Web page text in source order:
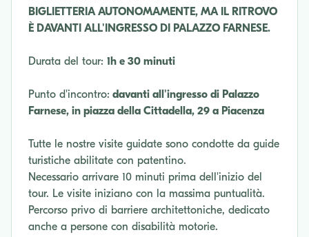
BIGLIETTERIA AUTONOMAMENTE, MA IL RITROVO
È DAVANTI ALL'INGRESSO DI PALAZZO FARNESE.
Durata del tour: 1h e 30 minuti
Punto d'incontro: davanti all'ingresso di Palazzo
Farnese, in piazza della Cittadella, 29 a Piacenza
Tutte le nostre visite guidate sono condotte da guide
turistiche abilitate con patentino.
Necessario arrivare 10 minuti prima dell'inizio del
tour. Le visite iniziano con la massima puntualità.
Percorso privo di barriere architettoniche, dedicato
anche a persone con disabilità motorie.